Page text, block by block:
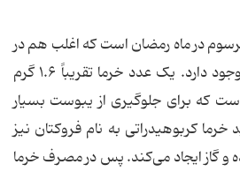
در ماه رمضان است که اغلب هم در
سحری و هم در افطاری وجود دارد. یک عدد خرما تقریباً ۱.۶ گرم
که برای جلوگیری از یبوست بسیار
کربوهیدراتی به نام فروکتان نیز
و گاز ایجاد می‌کند. پس در مصرف خرما